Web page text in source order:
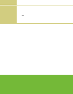
-